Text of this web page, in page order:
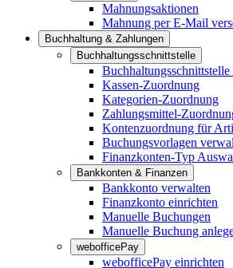
Mahnungsaktionen
Mahnung per E-Mail
Buchhaltung & Zahlungen
Buchhaltungsschnittstelle
Buchhaltungsschnittstelle
Kassen-Zuordnung
Kategorien-Zuordnung
Zahlungsmittel-
Kontenzuordnung für
Buchungsvorlagen
Finanzkonten-Typ
Bankkonten & Finanzen
Bankkonto verwalten
Finanzkonto einrichten
Manuelle Buchungen
Manuelle Buchung
webofficePay
webofficePay einrichten